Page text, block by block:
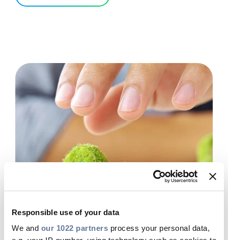
Responsible use of your data
We and our 1022 partners process your personal data,